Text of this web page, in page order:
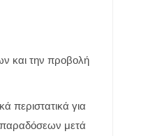
και την προβολή
περιστατικά για
παραδόσεων μετά